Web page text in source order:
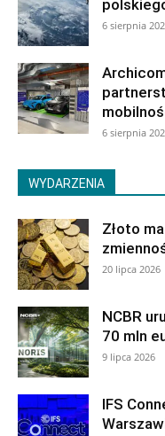
6 sierpnia
6 sierpnia
WYDARZENIA
Złoto
20 lipca 2026
NCBR
70 mln
9 lipca 2026
IFS